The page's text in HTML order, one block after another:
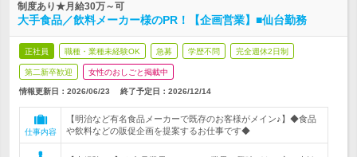
制度あり★月給30万～可
大手食品／飲料メーカー様のPR！【企画営業】■仙台勤務
正社員 職種・業種未経験OK 急募 学歴不問 完全週休2日制
第二新卒歓迎 女性のおしごと掲載中
情報更新日：2026/06/23 終了予定日： 2026/12/14
仕事内容
【明治など有名食品メーカーで既存のお客様がメイン♪】◆食品
や飲料などの販促企画を提案するお仕事です◆